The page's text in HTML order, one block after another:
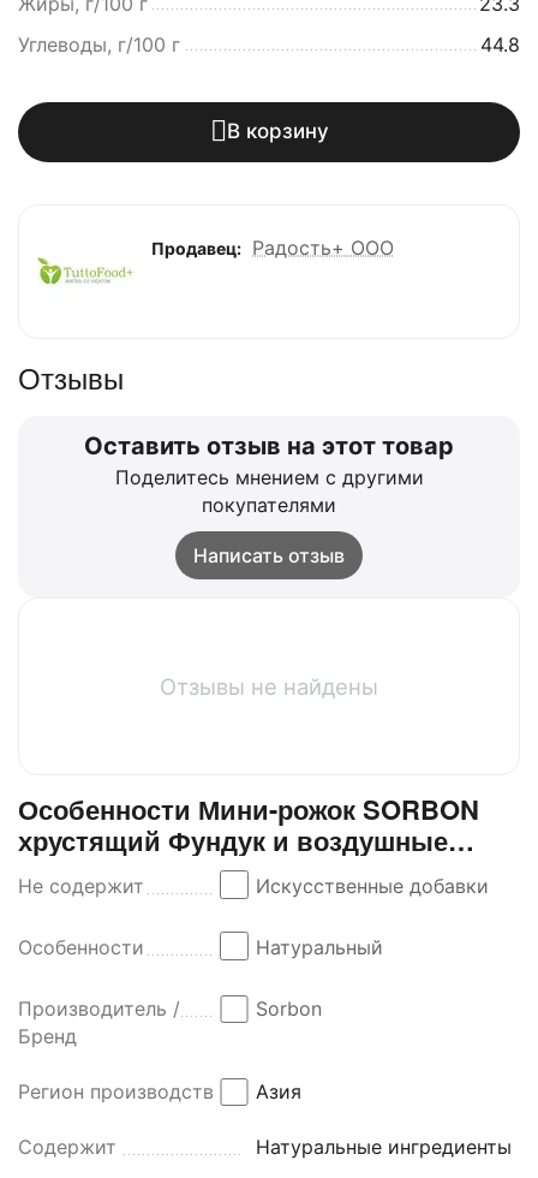
Углеводы, г/100 г
44.8
В корзину
Продавец: Радость+ ООО
Отзывы
Оставить отзыв на этот товар
Поделитесь мнением с другими
покупателями
Написать отзыв
Отзывы не найдены
Особенности Мини-рожок SORBON
хрустящий Фундук и воздушные
зёрна 200г*4шт.
Не содержит Искусственные добавки
Особенности Натуральный
Производитель /
Бренд
Sorbon
Регион производства Азия
Содержит Натуральные ингредиенты